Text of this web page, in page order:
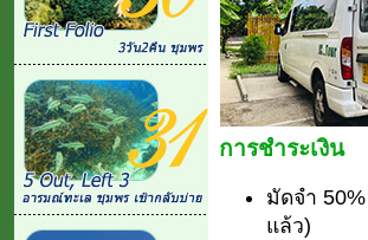
การชำระเงิน
มัดจำ
แล้ว)